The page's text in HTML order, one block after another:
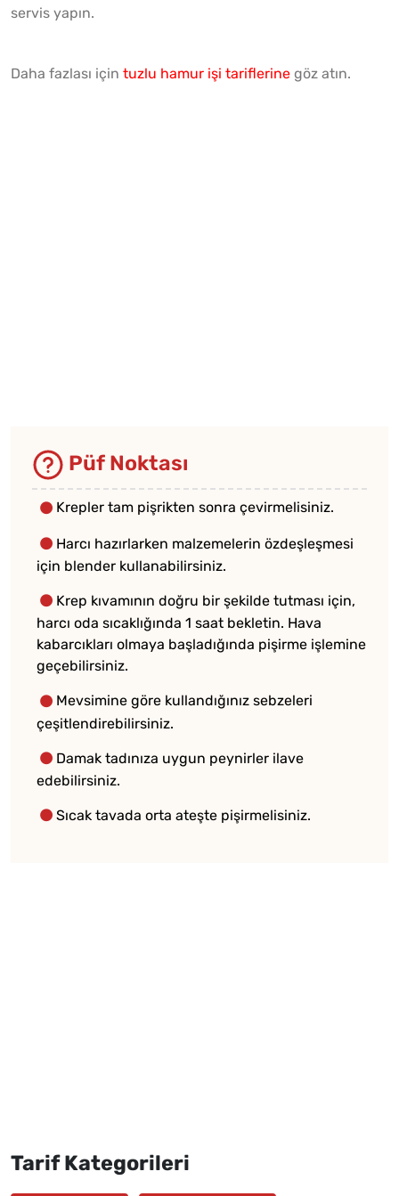
servis yapın.
Daha fazlası için tuzlu hamur işi tariflerine göz atın.
Püf Noktası
Krepler tam pişrikten sonra çevirmelisiniz.
Harcı hazırlarken malzemelerin özdeşleşmesi
için blender kullanabilirsiniz.
Krep kıvamının doğru bir şekilde tutması için,
harcı oda sıcaklığında 1 saat bekletin. Hava
kabarcıkları olmaya başladığında pişirme işlemine
geçebilirsiniz.
Mevsimine göre kullandığınız sebzeleri
çeşitlendirebilirsiniz.
Damak tadınıza uygun peynirler ilave
edebilirsiniz.
Sıcak tavada orta ateşte pişirmelisiniz.
Tarif Kategorileri